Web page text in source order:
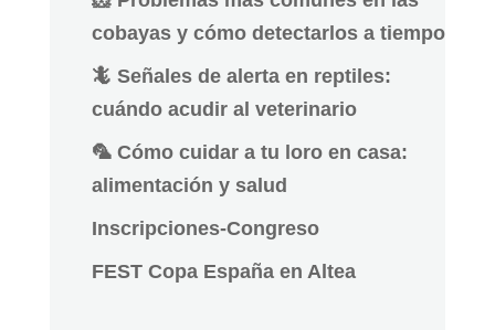
cobayas y cómo detectarlos a tiempo
🦎 Señales de alerta en reptiles:
cuándo acudir al veterinario
🦜 Cómo cuidar a tu loro en casa:
alimentación y salud
Inscripciones-Congreso
FEST Copa España en Altea